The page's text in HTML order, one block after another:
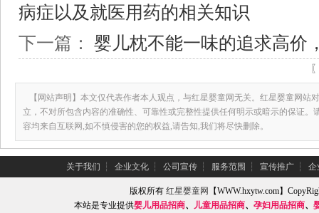
病症以及就医用药的相关知识
下一篇： 婴儿枕不能一味的追求高价
【网站声明】本文仅代表作者本人观点，与红星婴童网无关。红星婴童网站
立，不对所包含内容的准确性、可靠性或完整性提供任何明示或暗示的保证。
容均来自互联网,如不慎侵害的您的权益,请告知,我们将尽快删除。
关于我们 ┆ 企业文化 ┆ 公司宣传 ┆ 服务范围 ┆ 宣传推广 ┆ 企
版权所有红星婴童网
【WWW.hxytw.com】
本站是专业提供婴儿用品招商、 儿童用品招商、 孕妇用品招商、